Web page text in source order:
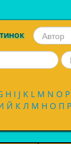
H I J K L M N O P
Й К Л М Н О П Р